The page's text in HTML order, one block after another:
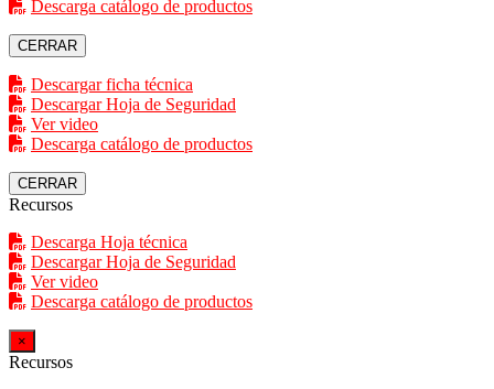
Descarga catálogo de productos
CERRAR
Descargar ficha técnica
Descargar Hoja de Seguridad
Ver video
Descarga catálogo de productos
CERRAR
Recursos
Descarga Hoja técnica
Descargar Hoja de Seguridad
Ver video
Descarga catálogo de productos
×
Recursos